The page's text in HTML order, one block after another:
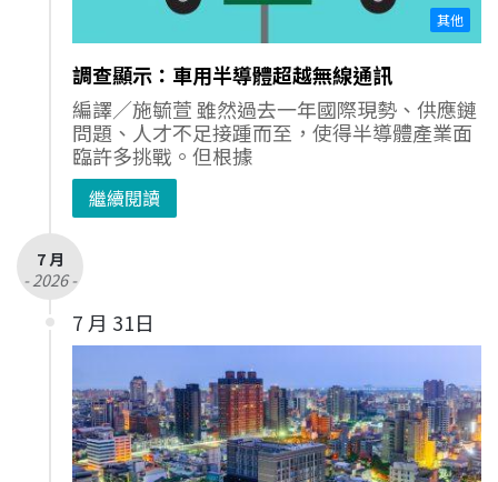
其他
調查顯示：車用半導體超越無線通訊
編譯／施毓萱 雖然過去一年國際現勢、供應鏈
問題、人才不足接踵而至，使得半導體產業面
臨許多挑戰。但根據
繼續閱讀
7 月
- 2026 -
7 月 31日